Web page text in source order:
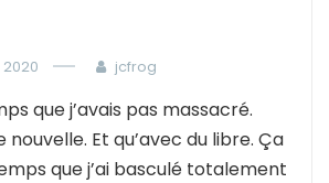
jcfrog
que j’avais pas massacré.
nouvelle. Et qu’avec du libre. Ça
que j’ai basculé totalement